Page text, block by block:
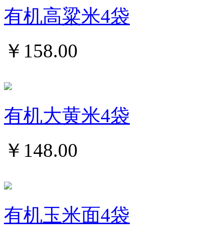
有机高粱米4袋
￥ 158.00
有机大黄米4袋
￥ 148.00
有机玉米面4袋